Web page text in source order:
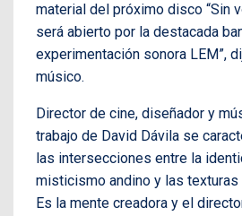
material del próximo disco “Sin
será abierto por la destacada
experimentación sonora LEM”,
músico.
Director de cine, diseñador y
trabajo de David Dávila se
las intersecciones entre la
misticismo andino y las texturas
Es la mente creadora y el